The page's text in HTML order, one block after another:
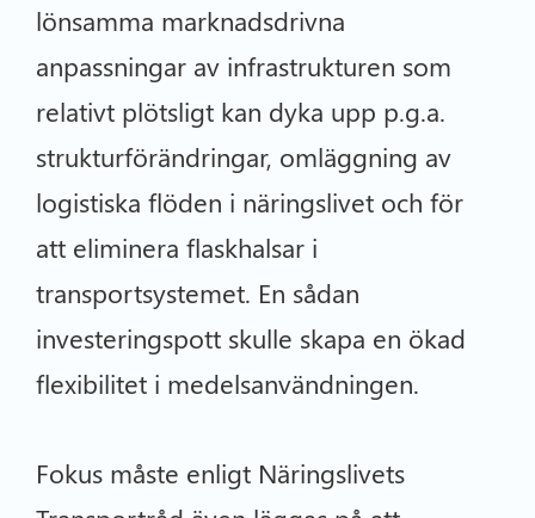
lönsamma marknadsdrivna
anpassningar av infrastrukturen som
relativt plötsligt kan dyka upp p.g.a.
strukturförändringar, omläggning av
logistiska flöden i näringslivet och för
att eliminera flaskhalsar i
transportsystemet. En sådan
investeringspott skulle skapa en ökad
flexibilitet i medelsanvändningen.
Fokus måste enligt Näringslivets